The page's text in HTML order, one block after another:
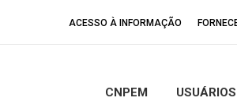
ACESSO À INFORMAÇÃO
CNPEM USUÁRIOS